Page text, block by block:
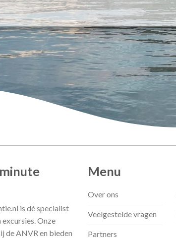
is dé specialist
Onze
de ANVR en bieden
Menu
Over ons
Veelgestelde vragen
Partners